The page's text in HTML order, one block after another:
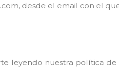
, desde el email con el
leyendo nuestra política de